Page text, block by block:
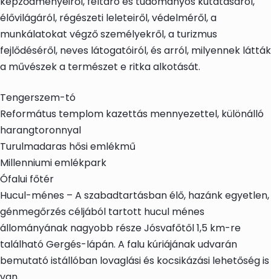
élővilágáról, régészeti leleteiről, védelméről, a
munkálatokat végző személyekről, a turizmus
fejlődéséről, neves látogatóiról, és arról, milyennek látták
a művészek a természet e ritka alkotását.
Tengerszem-tó
Református templom kazettás mennyezettel, különálló
harangtoronnyal
Turulmadaras hősi emlékmű
Millenniumi emlékpark
Ófalui főtér
Hucul-ménes – A szabadtartásban élő, hazánk egyetlen,
génmegőrzés céljából tartott hucul ménes
állományának nagyobb része Jósvafőtől 1,5 km-re
található Gergés-lápán. A falu kúriájának udvarán
bemutató istállóban lovaglási és kocsikázási lehetőség is